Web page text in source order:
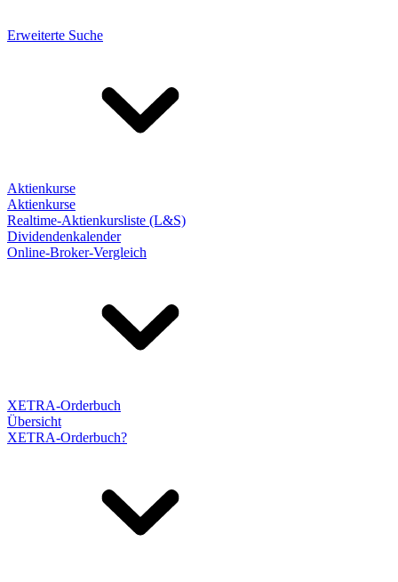
Erweiterte Suche
Aktienkurse
Aktienkurse
Realtime-Aktienkursliste (L&S)
Dividendenkalender
Online-Broker-Vergleich
XETRA-Orderbuch
Übersicht
XETRA-Orderbuch?